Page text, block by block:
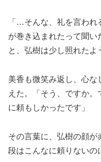
「…そんな、礼を言わ
が巻き込まれたって聞い
と、弘樹は少し照れたよ
美香も微笑み返し、心な
えた。「そう、ですか
に頼もしかったです」
その言葉に、弘樹の顔
段はこんなに頼りないの